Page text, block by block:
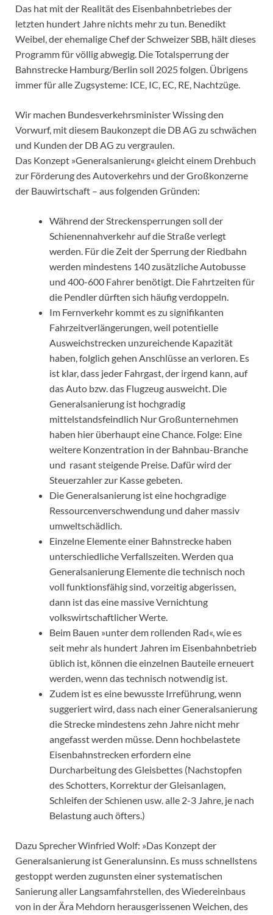
Das hat mit der Realität des Eisenbahnbetriebes der
letzten hundert Jahre nichts mehr zu tun. Benedikt
Weibel, der ehemalige Chef der Schweizer SBB, hält dieses
Programm für völlig abwegig. Die Totalsperrung der
Bahnstrecke Hamburg/Berlin soll 2025 folgen. Übrigens
immer für alle Zugsysteme: ICE, IC, EC, RE, Nachtzüge.
Wir machen Bundesverkehrsminister Wissing den
Vorwurf, mit diesem Baukonzept die DB AG zu schwächen
und Kunden der DB AG zu vergraulen.
Das Konzept »Generalsanierung« gleicht einem Drehbuch
zur Förderung des Autoverkehrs und der Großkonzerne
der Bauwirtschaft – aus folgenden Gründen:
Während der Streckensperrungen soll der
Schienennahverkehr auf die Straße verlegt
werden. Für die Zeit der Sperrung der Riedbahn
werden mindestens 140 zusätzliche Autobusse
und 400-600 Fahrer benötigt. Die Fahrtzeiten für
die Pendler dürften sich häufig verdoppeln.
Im Fernverkehr kommt es zu signifikanten
Fahrzeitverlängerungen, weil potentielle
Ausweichstrecken unzureichende Kapazität
haben, folglich gehen Anschlüsse an verloren. Es
ist klar, dass jeder Fahrgast, der irgend kann, auf
das Auto bzw. das Flugzeug ausweicht. Die
Generalsanierung ist hochgradig
mittelstandsfeindlich Nur Großunternehmen
haben hier überhaupt eine Chance. Folge: Eine
weitere Konzentration in der Bahnbau-Branche
und rasant steigende Preise. Dafür wird der
Steuerzahler zur Kasse gebeten.
Die Generalsanierung ist eine hochgradige
Ressourcenverschwendung und daher massiv
umweltschädlich.
Einzelne Elemente einer Bahnstrecke haben
unterschiedliche Verfallszeiten. Werden qua
Generalsanierung Elemente die technisch noch
voll funktionsfähig sind, vorzeitig abgerissen,
dann ist das eine massive Vernichtung
volkswirtschaftlicher Werte.
Beim Bauen »unter dem rollenden Rad«, wie es
seit mehr als hundert Jahren im Eisenbahnbetrieb
üblich ist, können die einzelnen Bauteile erneuert
werden, wenn das technisch notwendig ist.
Zudem ist es eine bewusste Irreführung, wenn
suggeriert wird, dass nach einer Generalsanierung
die Strecke mindestens zehn Jahre nicht mehr
angefasst werden müsse. Denn hochbelastete
Eisenbahnstrecken erfordern eine
Durcharbeitung des Gleisbettes (Nachstopfen
des Schotters, Korrektur der Gleisanlagen,
Schleifen der Schienen usw. alle 2-3 Jahre, je nach
Belastung auch öfters.)
Dazu Sprecher Winfried Wolf: »Das Konzept der
Generalsanierung ist Generalunsinn. Es muss schnellstens
gestoppt werden zugunsten einer systematischen
Sanierung aller Langsamfahrstellen, des Wiedereinbaus
von in der Ära Mehdorn herausgerissenen Weichen, des